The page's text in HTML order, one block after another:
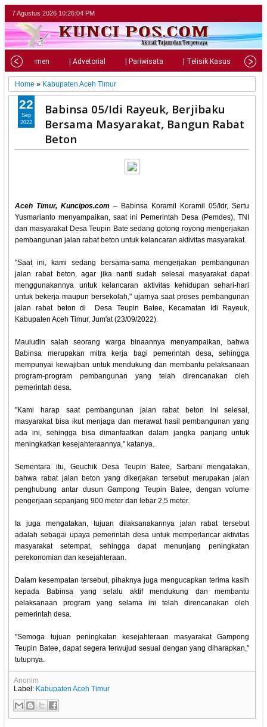
7 Agustus 2026 10:26:05 PM
| Parlemen | Advetorial | Pariwisata | Telisik Kasus |
Home » Kabupaten Aceh Timur
Babinsa 05/Idi Rayeuk, Berjibaku
Bersama Masyarakat, Bangun Rabat
Beton
Aceh Timur, Kuncipos.com – Babinsa Koramil Koramil 05/Idr, Sertu
Yusmarianto menyampaikan, saat ini Pemerintah Desa (Pemdes), TNI
dan masyarakat Desa Teupin Bate sedang gotong royong mengerjakan
pembangunan jalan rabat beton untuk kelancaran aktivitas masyarakat.
"Saat ini, kami sedang bersama-sama mengerjakan pembangunan
jalan rabat beton, agar jika nanti sudah selesai masyarakat dapat
menggunakannya untuk kelancaran aktivitas kehidupan sehari-hari
untuk bekerja maupun bersekolah," ujarnya saat proses pembangunan
jalan rabat beton di Desa Teupin Batee, Kecamatan Idi Rayeuk,
Kabupaten Aceh Timur, Jum'at (23/09/2022).
Mauludin salah seorang warga binaannya menyampaikan, bahwa
Babinsa merupakan mitra kerja bagi pemerintah desa, sehingga
mempunyai kewajiban untuk mendukung dan membantu pelaksanaan
program-program pembangunan yang telah direncanakan oleh
pemerintah desa.
"Kami harap saat pembangunan jalan rabat beton ini selesai,
masyarakat bisa ikut menjaga dan merawat hasil pembangunan yang
ada ini, sehingga bisa dimanfaatkan dalam jangka panjang untuk
meningkatkan kesejahteraannya," katanya.
Sementara itu, Geuchik Desa Teupin Batee, Sarbani mengatakan,
bahwa rabat jalan beton yang dikerjakan tersebut merupakan jalan
penghubung antar dusun Gampong Teupin Batee, dengan volume
pengerjaan sepanjang 900 meter dan lebar 2,5 meter.
Ia juga mengatakan, tujuan dilaksanakannya jalan rabat tersebut
adalah sebagai upaya pemerintah desa untuk memperlancar aktivitas
masyarakat setempat, sehingga dapat menunjang peningkatan
perekonomian dan kesejahteraan.
Dalam kesempatan tersebut, pihaknya juga mengucapkan terima kasih
kepada Babinsa yang selalu aktif mendukung dan membantu
pelaksanaan program yang selama ini telah direncanakan oleh
pemerintah desa.
"Semoga tujuan peningkatan kesejahteraan masyarakat Gampong
Teupin Batee, dapat segera terwujud sesuai dengan yang diharapkan,"
tutupnya.
22
Sep
2022
Anonim
Label: Kabupaten Aceh Timur